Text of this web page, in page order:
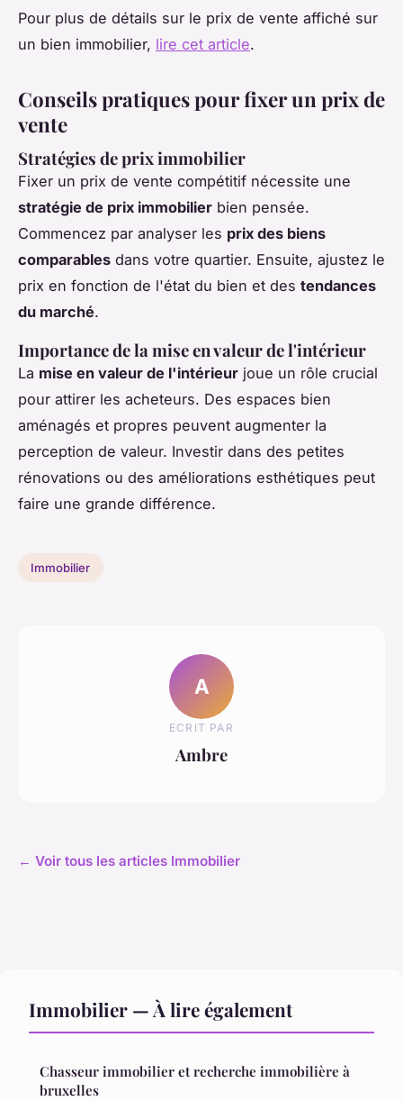
Pour plus de détails sur le prix de vente affiché sur
un bien immobilier, lire cet article.
Conseils pratiques pour fixer un prix de
vente
Stratégies de prix immobilier
Fixer un prix de vente compétitif nécessite une
stratégie de prix immobilier bien pensée.
Commencez par analyser les prix des biens
comparables dans votre quartier. Ensuite, ajustez le
prix en fonction de l'état du bien et des tendances
du marché.
Importance de la mise en valeur de l'intérieur
La mise en valeur de l'intérieur joue un rôle crucial
pour attirer les acheteurs. Des espaces bien
aménagés et propres peuvent augmenter la
perception de valeur. Investir dans des petites
rénovations ou des améliorations esthétiques peut
faire une grande différence.
Immobilier
A
ECRIT PAR
Ambre
← Voir tous les articles Immobilier
Immobilier — À lire également
Chasseur immobilier et recherche immobilière à
bruxelles